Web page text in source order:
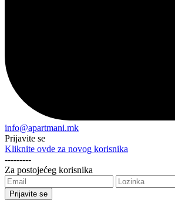
info@apartmani.mk
Prijavite se
Kliknite ovde za novog korisnika
---------
Za postojećeg korisnika